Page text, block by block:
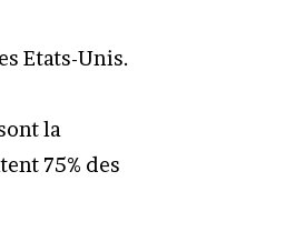
Etats-Unis.
la
75% des